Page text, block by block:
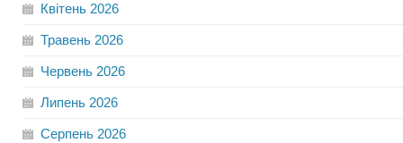
Квітень 2026
Травень 2026
Червень 2026
Липень 2026
Серпень 2026